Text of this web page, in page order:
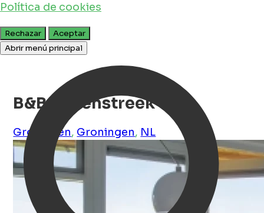
Política de cookies
Rechazar
Aceptar
Abrir menú principal
B&B Molenstreek
Groningen, Groningen, NL